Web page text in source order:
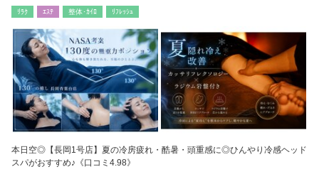
ﾘﾗｸ ｴｽﾃ 整体･ｶｲﾛ ﾘﾌﾚｯｼｭ
本日空◎【長岡1号店】夏の冷房疲れ・酷暑・頭重感に◎ひんやり冷感ヘッド
スパがおすすめ♪《口コミ4.98》